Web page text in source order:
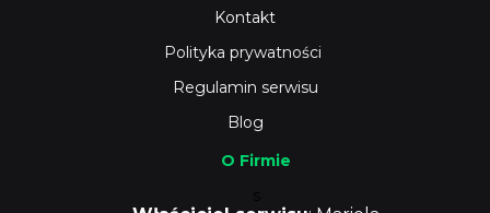
O Firmie
Kontakt
Polityka prywatności
Regulamin serwisu
Blog